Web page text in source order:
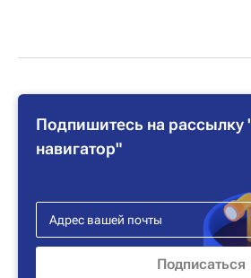
Подпишитесь на
навигатор"